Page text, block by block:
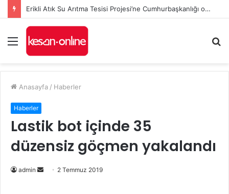
Erikli Atık Su Arıtma Tesisi Projesi’ne Cumhurbaşkanlığı onayı
Menü
...
Anasayfa / Haberler
Haberler
Lastik bot içinde 35
düzensiz göçmen yakalandı
admin
Bir
2 Temmuz 2019